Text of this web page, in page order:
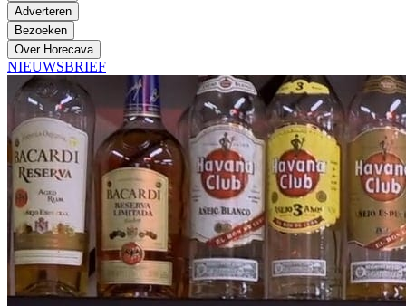
Adverteren
Bezoeken
Over Horecava
NIEUWSBRIEF